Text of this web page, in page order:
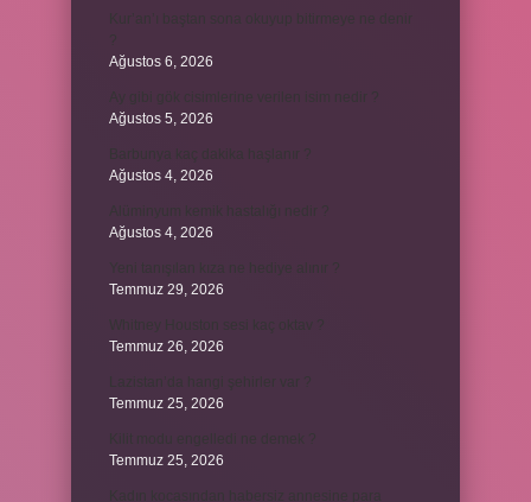
Kur’an’ı baştan sona okuyup bitirmeye ne denir
Ağustos 6, 2026
Ağustos 5, 2026
Ağustos 4, 2026
Ağustos 4, 2026
Temmuz 29, 2026
Temmuz 26, 2026
Temmuz 25, 2026
Temmuz 25, 2026